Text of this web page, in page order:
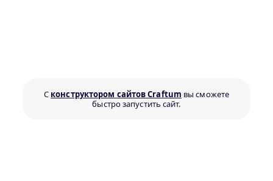
С конструктором сайтов Craftum вы сможете
быстро запустить сайт.